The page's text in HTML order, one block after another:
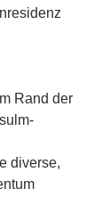
Rand der
diverse,